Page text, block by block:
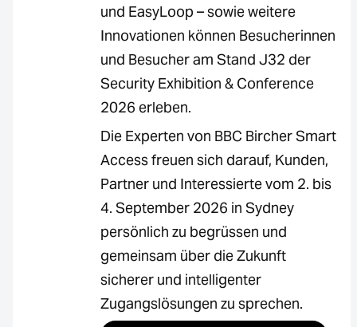
und EasyLoop – sowie weitere
Innovationen können Besucherinnen
und Besucher am Stand J32 der
Security Exhibition & Conference
2026 erleben.
Die Experten von BBC Bircher Smart
Access freuen sich darauf, Kunden,
Partner und Interessierte vom 2. bis
4. September 2026 in Sydney
persönlich zu begrüssen und
gemeinsam über die Zukunft
sicherer und intelligenter
Zugangslösungen zu sprechen.